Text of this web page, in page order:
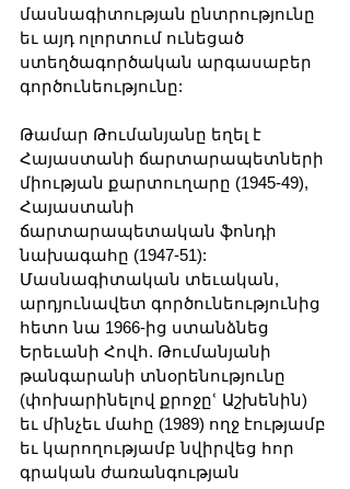
մասնագիտության ընտրությունը
եւ այդ ոլորտում ունեցած
ստեղծագործական արգասաբեր
գործունեությունը:
Թամար Թումանյանը եղել է
Հայաստանի ճարտարապետների
միության քարտուղարը (1945-49),
Հայաստանի
ճարտարապետական ֆոնդի
նախագահը (1947-51):
Մասնագիտական տեւական,
արդյունավետ գործունեությունից
հետո նա 1966-ից ստանձնեց
Երեւանի Հովհ. Թումանյանի
թանգարանի տնօրենությունը
(փոխարինելով քրոջըՙ Աշխենին)
եւ մինչեւ մահը (1989) ողջ էությամբ
եւ կարողությամբ նվիրվեց հոր
գրական ժառանգության